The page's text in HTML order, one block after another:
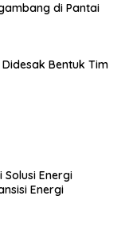
di Pantai
Didesak Bentuk Tim
Solusi Energi
Energi